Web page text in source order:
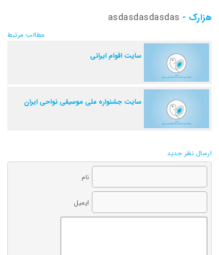
هزارک - asdasdasdasdas
مطالب مرتبط
سایت اقوام ایرانی
سایت جشنواره ملی موسیقی نواحی ایران
ارسال نظر جدید
نام
ایمیل